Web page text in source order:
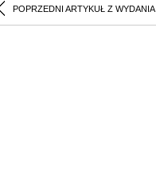
POPRZEDNI ARTYKUŁ Z WYDANIA